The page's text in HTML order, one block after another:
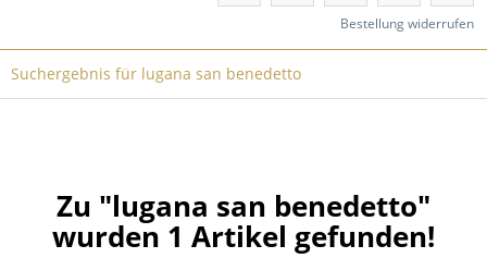
Bestellung widerrufen
Suchergebnis für lugana san benedetto
Zu "lugana san benedetto"
wurden 1 Artikel gefunden!